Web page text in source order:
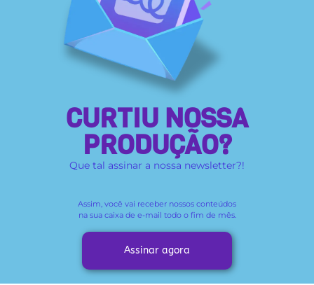
CURTIU NOSSA
PRODUÇÃO?
Que tal assinar a nossa newsletter?!
Assim, você vai receber nossos conteúdos
na sua caixa de e-mail todo o fim de mês.
Assinar agora